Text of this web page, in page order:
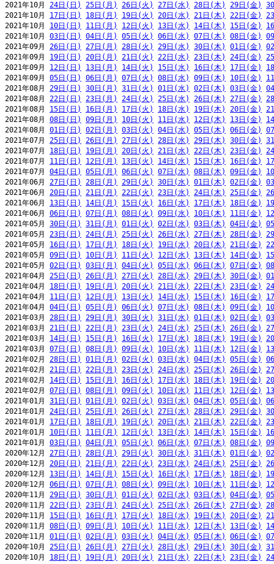
2021年10月 24日(日) 25日(月) 26日(火) 27日(水) 28日(木) 29日(金)
2021年10月 17日(日) 18日(月) 19日(火) 20日(水) 21日(木) 22日(金)
2021年10月 10日(日) 11日(月) 12日(火) 13日(水) 14日(木) 15日(金)
2021年10月 03日(日) 04日(月) 05日(火) 06日(水) 07日(木) 08日(金)
2021年09月 26日(日) 27日(月) 28日(火) 29日(水) 30日(木) 01日(金)
2021年09月 19日(日) 20日(月) 21日(火) 22日(水) 23日(木) 24日(金)
2021年09月 12日(日) 13日(月) 14日(火) 15日(水) 16日(木) 17日(金)
2021年09月 05日(日) 06日(月) 07日(火) 08日(水) 09日(木) 10日(金)
2021年08月 29日(日) 30日(月) 31日(火) 01日(水) 02日(木) 03日(金)
2021年08月 22日(日) 23日(月) 24日(火) 25日(水) 26日(木) 27日(金)
2021年08月 15日(日) 16日(月) 17日(火) 18日(水) 19日(木) 20日(金)
2021年08月 08日(日) 09日(月) 10日(火) 11日(水) 12日(木) 13日(金)
2021年08月 01日(日) 02日(月) 03日(火) 04日(水) 05日(木) 06日(金)
2021年07月 25日(日) 26日(月) 27日(火) 28日(水) 29日(木) 30日(金)
2021年07月 18日(日) 19日(月) 20日(火) 21日(水) 22日(木) 23日(金)
2021年07月 11日(日) 12日(月) 13日(火) 14日(水) 15日(木) 16日(金)
2021年07月 04日(日) 05日(月) 06日(火) 07日(水) 08日(木) 09日(金)
2021年06月 27日(日) 28日(月) 29日(火) 30日(水) 01日(木) 02日(金)
2021年06月 20日(日) 21日(月) 22日(火) 23日(水) 24日(木) 25日(金)
2021年06月 13日(日) 14日(月) 15日(火) 16日(水) 17日(木) 18日(金)
2021年06月 06日(日) 07日(月) 08日(火) 09日(水) 10日(木) 11日(金)
2021年05月 30日(日) 31日(月) 01日(火) 02日(水) 03日(木) 04日(金)
2021年05月 23日(日) 24日(月) 25日(火) 26日(水) 27日(木) 28日(金)
2021年05月 16日(日) 17日(月) 18日(火) 19日(水) 20日(木) 21日(金)
2021年05月 09日(日) 10日(月) 11日(火) 12日(水) 13日(木) 14日(金)
2021年05月 02日(日) 03日(月) 04日(火) 05日(水) 06日(木) 07日(金)
2021年04月 25日(日) 26日(月) 27日(火) 28日(水) 29日(木) 30日(金)
2021年04月 18日(日) 19日(月) 20日(火) 21日(水) 22日(木) 23日(金)
2021年04月 11日(日) 12日(月) 13日(火) 14日(水) 15日(木) 16日(金)
2021年04月 04日(日) 05日(月) 06日(火) 07日(水) 08日(木) 09日(金)
2021年03月 28日(日) 29日(月) 30日(火) 31日(水) 01日(木) 02日(金)
2021年03月 21日(日) 22日(月) 23日(火) 24日(水) 25日(木) 26日(金)
2021年03月 14日(日) 15日(月) 16日(火) 17日(水) 18日(木) 19日(金)
2021年03月 07日(日) 08日(月) 09日(火) 10日(水) 11日(木) 12日(金)
2021年02月 28日(日) 01日(月) 02日(火) 03日(水) 04日(木) 05日(金)
2021年02月 21日(日) 22日(月) 23日(火) 24日(水) 25日(木) 26日(金)
2021年02月 14日(日) 15日(月) 16日(火) 17日(水) 18日(木) 19日(金)
2021年02月 07日(日) 08日(月) 09日(火) 10日(水) 11日(木) 12日(金)
2021年01月 31日(日) 01日(月) 02日(火) 03日(水) 04日(木) 05日(金)
2021年01月 24日(日) 25日(月) 26日(火) 27日(水) 28日(木) 29日(金)
2021年01月 17日(日) 18日(月) 19日(火) 20日(水) 21日(木) 22日(金)
2021年01月 10日(日) 11日(月) 12日(火) 13日(水) 14日(木) 15日(金)
2021年01月 03日(日) 04日(月) 05日(火) 06日(水) 07日(木) 08日(金)
2020年12月 27日(日) 28日(月) 29日(火) 30日(水) 31日(木) 01日(金)
2020年12月 20日(日) 21日(月) 22日(火) 23日(水) 24日(木) 25日(金)
2020年12月 13日(日) 14日(月) 15日(火) 16日(水) 17日(木) 18日(金)
2020年12月 06日(日) 07日(月) 08日(火) 09日(水) 10日(木) 11日(金)
2020年11月 29日(日) 30日(月) 01日(火) 02日(水) 03日(木) 04日(金)
2020年11月 22日(日) 23日(月) 24日(火) 25日(水) 26日(木) 27日(金)
2020年11月 15日(日) 16日(月) 17日(火) 18日(水) 19日(木) 20日(金)
2020年11月 08日(日) 09日(月) 10日(火) 11日(水) 12日(木) 13日(金)
2020年11月 01日(日) 02日(月) 03日(火) 04日(水) 05日(木) 06日(金)
2020年10月 25日(日) 26日(月) 27日(火) 28日(水) 29日(木) 30日(金)
2020年10月 18日(日) 19日(月) 20日(火) 21日(水) 22日(木) 23日(金)